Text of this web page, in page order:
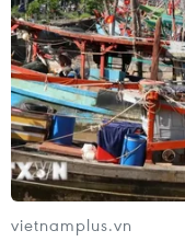
vietnamplus.vn